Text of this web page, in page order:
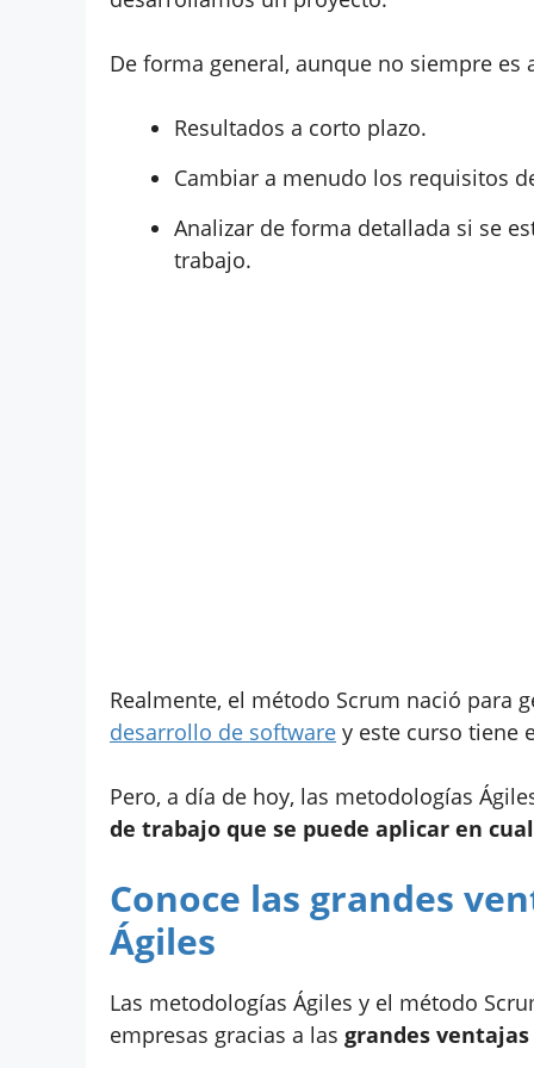
De forma general, aunque no siempre es
Resultados a corto plazo.
Cambiar a menudo los requisitos
Analizar de forma detallada si se
trabajo.
Realmente, el método Scrum nació para
desarrollo de software y este curso tiene
Pero, a día de hoy, las metodologías
de trabajo que se puede aplicar en
Conoce las grandes
Ágiles
Las metodologías Ágiles y el método
empresas gracias a las grandes ventajas